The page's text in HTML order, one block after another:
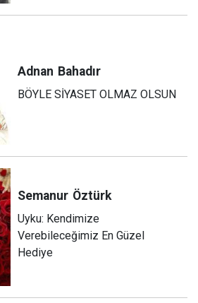
Adnan Bahadır
BÖYLE SİYASET OLMAZ OLSUN
Semanur Öztürk
Uyku: Kendimize
Verebileceğimiz En Güzel
Hediye